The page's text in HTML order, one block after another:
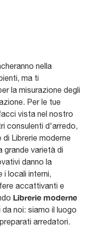
nella
ma ti
la misurazione degli
Per le tue
vista nel nostro
consulenti d'arredo,
Librerie moderne
grande varietà di
danno la
locali interni,
accattivanti e
Librerie moderne
noi: siamo il luogo
arredatori.